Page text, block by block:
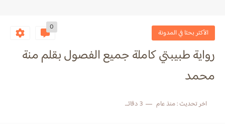
الأكثر بحثا في المدونة
0
رواية طبيبتي كاملة جميع الفصول بقلم منة
محمد
اخر تحديث :منذ عام 3 دقائق للقراءة